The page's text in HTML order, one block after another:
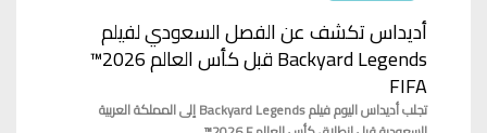
أديداس تكشف عن الفصل السعودي لفيلم
Backyard Legends قبل كأس العالم ‎‎™2026
FIFA‏‏
تجلب أديداس اليوم فيلم Backyard Legends إلى المملكة العربية